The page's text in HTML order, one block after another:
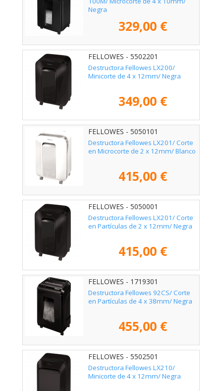
Negra
329,00 €
FELLOWES - 5502201
Destructora Fellowes LX200/
Minicorte de 4 x 12mm/ Negra
349,00 €
FELLOWES - 5050101
Destructora Fellowes LX201/ Corte
en Microcorte de 2 x 12mm/ Blanco
415,00 €
FELLOWES - 5050001
Destructora Fellowes LX201/ Corte
en Partículas de 2 x 12mm/ Negra
415,00 €
FELLOWES - 1719301
Destructora Fellowes 92CS/ Corte
en Partículas de 4 x 38mm/ Negra
455,00 €
FELLOWES - 5502501
Destructora Fellowes LX210/
Minicorte de 4 x 12mm/ Negra